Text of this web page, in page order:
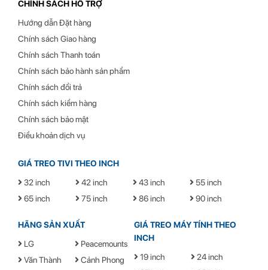
Hình ảnh thực tế của Giá Treo Màn Hình Máy Tính NB G70 Màu
CHÍNH SÁCH HỖ TRỢ
Hướng dẫn Đặt hàng
Chính sách Giao hàng
Chính sách Thanh toán
Chính sách bảo hành sản phẩm
Chính sách đổi trả
Chính sách kiểm hàng
Chính sách bảo mật
Điều khoản dịch vụ
GIÁ TREO TIVI THEO INCH
32 inch
42 inch 43 inch
55 inch
65 inch
75 inch 86 inch 90 inch
HÃNG SẢN XUẤT
LG
Peacemounts
Văn Thành
Cảnh Phong
GIÁ TREO MÁY TÍNH THEO
INCH
19 inch
24 inch